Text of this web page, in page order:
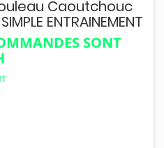
Caoutchouc
ENTRAINEMENT
SONT